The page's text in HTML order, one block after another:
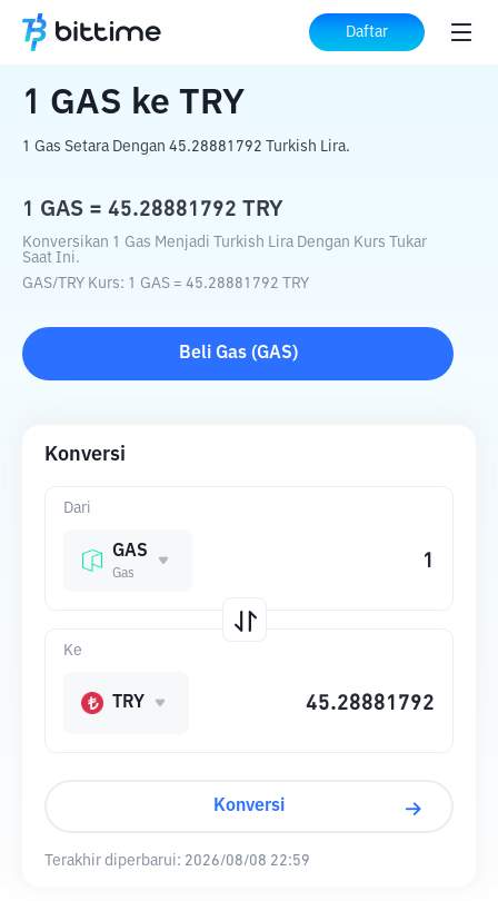
Daftar
Beranda Konverter Kripto ke TRY
1 GAS ke TRY
1 Gas Setara Dengan 45.28881792 Turkish Lira.
1 GAS = 45.28881792 TRY
Konversikan 1 Gas Menjadi Turkish Lira Dengan Kurs Tukar
Saat Ini.
GAS/ TRY Kurs: 1 GAS = 45.28881792 TRY
Beli Gas(GAS)
Konversi
Dari
GAS
Gas
Ke
TRY
Konversi
Terakhir diperbarui: 2026/08/08 22:59